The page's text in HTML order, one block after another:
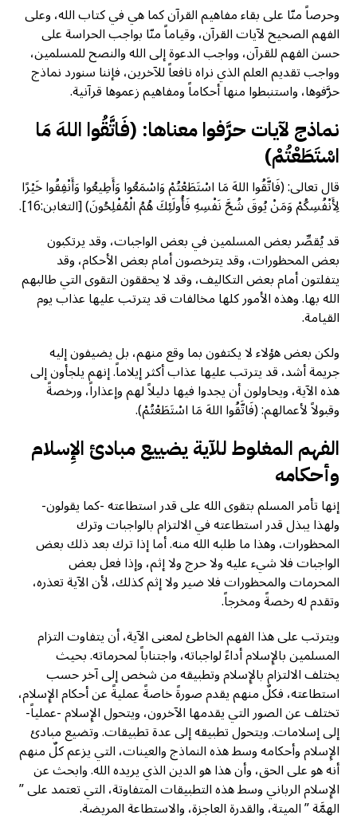
وحرصاً منّا على بقاء مفاهيم القرآن كما هي في كتاب الله، وعلى
الفهم الصحيح لآيات القرآن، وقياماً منّا بواجب الحراسة على
حسن الفهم للقرآن، وواجب الدعوة إلى الله والنصح للمسلمين،
وواجب تقديم العلم الذي نراه نافعاً للآخرين، فإننا سنورد نماذج
حرَّفوها، واستنبطوا منها أحكاماً ومفاهيم زعموها قرآنية.
نماذج لآيات حرَّفوا معناها: (فَاتَّقُوا اللهَ مَا
اسْتَطَعْتُمْ)
قال تعالى: (فَاتَّقُوا اللهَ مَا اسْتَطَعْتُمْ وَاسْمَعُوا وَأَطِيعُوا وَأَنْفِقُوا خَيْرًا
لِأَنْفُسِكُمْ وَمَنْ يُوقَ شُحَّ نَفْسِهِ فَأُولَئِكَ هُمُ الْمُفْلِحُونَ) [التغابن:16].
قد يُقصِّر بعض المسلمين في بعض الواجبات، وقد يرتكبون
بعض المحظورات، وقد يترخصون أمام بعض الأحكام، وقد
يتفلتون أمام بعض التكاليف، وقد لا يحققون التقوى التي طالبهم
الله بها. وهذه الأمور كلها مخالفات قد يترتب عليها عذاب يوم
القيامة.
ولكن بعض هؤلاء لا يكتفون بما وقع منهم، بل يضيفون إليه
جريمة أشد، قد يترتب عليها عذاب أكثر إيلاماً. إنهم يلجأون إلى
هذه الآية، ويحاولون أن يجدوا فيها دليلاً لهم وإعذاراً، ورخصةً
وقبولاً لأعمالهم: (فَاتَّقُوا اللهَ مَا اسْتَطَعْتُمْ).
الفهم المغلوط للآية يضييع مبادئ الإِسلام
وأحكامه
إنها تأمر المسلم بتقوى الله على قدر استطاعته -كما يقولون-
ولهذا يبذل قدر استطاعته في الالتزام بالواجبات وترك
المحظورات، وهذا ما طلبه الله منه. أما إذا ترك بعد ذلك بعض
الواجبات فلا شيء عليه ولا حرج ولا إثم، وإذا فعل بعض
المحرمات والمحظورات فلا ضير ولا إثم كذلك، لأن الآية تعذره،
وتقدم له رخصةً ومخرجاً.
ويترتب على هذا الفهم الخاطئ لمعنى الآية، أن يتفاوت التزام
المسلمين بالإِسلام أداءً لواجباته، واجتناباً لمحرماته. بحيث
يختلف الالتزام بالإِسلام وتطبيقه من شخص إلى آخر حسب
استطاعته، فكلٌ منهم يقدم صورةً خاصةً عمليةً عن أحكام الإِسلام،
تختلف عن الصور التي يقدمها الآخرون، ويتحول الإِسلام -عملياً-
إلى إسلامات. ويتحول تطبيقه إلى عدة تطبيقات. وتضيع مبادئ
الإِسلام وأحكامه وسط هذه النماذج والعينات، التي يزعم كلٌ منهم
أنه هو على الحق، وأن هذا هو الدين الذي يريده الله. وابحث عن
الإِسلام الرباني وسط هذه التطبيقات المتفاوتة، التي تعتمد على ”
الهمَّة ” الميتة، والقدرة العاجزة، والاستطاعة المريضة.